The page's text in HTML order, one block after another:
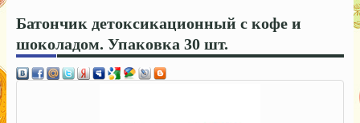
Батончик детоксикационный с кофе и
шоколадом. Упаковка 30 шт.